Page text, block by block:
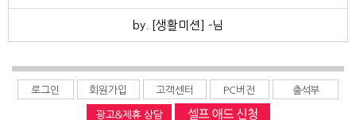
by. [생활미션] -님
로그인 회원가입 고객센터 PC버전 출석부